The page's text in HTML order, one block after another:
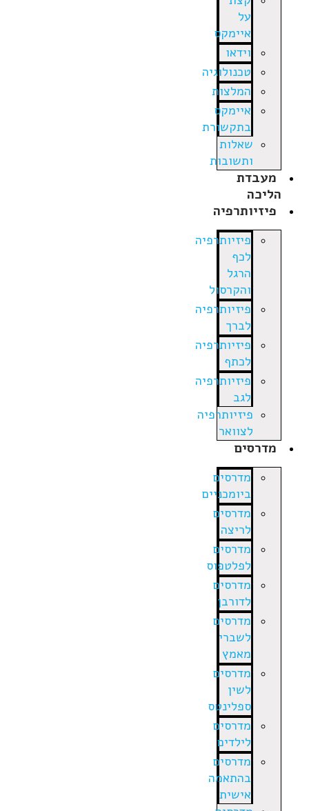
על
איימקס
וידאו
טכנולוגיה
המלצות
איימקס
בתקשורת
שאלות
ותשובות
מעבדת
הליכה
פיזיותרפיה
פיזיותרפיה
לכף
הרגל
והקרסול
פיזיותרפיה
לברך
פיזיותרפיה
לכתף
פיזיותרפיה
לגב
פיזיותרפיה
לצוואר
מדרסים
מדרסים
ביומכניים
מדרסים
לריצה
מדרסים
לפלטפוס
מדרסים
לדורבן
מדרסים
לשברי
מאמץ
מדרסים
לשין
ספלינטס
מדרסים
לילדים
מדרסים
בהתאמה
אישית